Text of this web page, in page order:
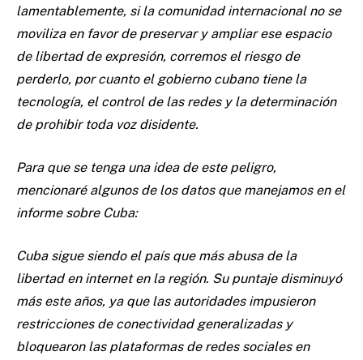
lamentablemente, si la comunidad internacional no se
moviliza en favor de preservar y ampliar ese espacio
de libertad de expresión, corremos el riesgo de
perderlo, por cuanto el gobierno cubano tiene la
tecnología, el control de las redes y la determinación
de prohibir toda voz disidente.
Para que se tenga una idea de este peligro,
mencionaré algunos de los datos que manejamos en el
informe sobre Cuba:
Cuba sigue siendo el país que más abusa de la
libertad en internet en la región. Su puntaje disminuyó
más este años, ya que las autoridades impusieron
restricciones de conectividad generalizadas y
bloquearon las plataformas de redes sociales en